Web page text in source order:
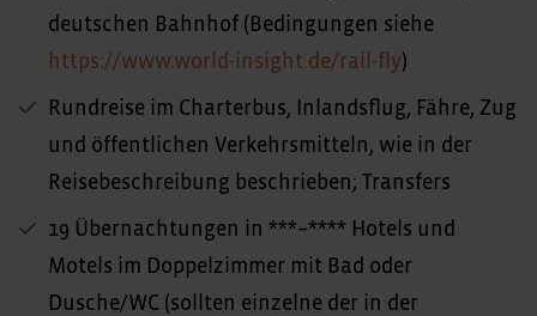
deutschen Bahnhof (Bedingungen siehe
https://www.world-insight.de/rail-fly)
Rundreise im Charterbus, Inlandsflug, Fähre, Zug
und öffentlichen Verkehrsmitteln, wie in der
Reisebeschreibung beschrieben; Transfers
19 Übernachtungen in ***–**** Hotels und
Motels im Doppelzimmer mit Bad oder
Dusche/WC (sollten einzelne der in der